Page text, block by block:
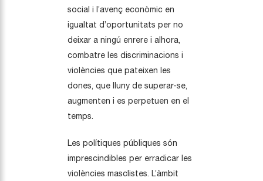
social i l’avenç econòmic en
igualtat d’oportunitats per no
deixar a ningú enrere i alhora,
combatre les discriminacions i
violències que pateixen les
dones, que lluny de superar-se,
augmenten i es perpetuen en el
temps.
Les polítiques públiques són
imprescindibles per erradicar les
violències masclistes. L’àmbit